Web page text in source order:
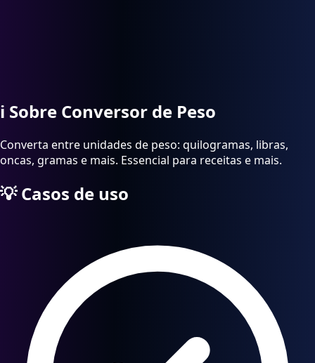
ℹ️ Sobre Conversor de Peso
Converta entre unidades de peso: quilogramas, libras,
oncas, gramas e mais. Essencial para receitas e mais.
💡Casos de uso